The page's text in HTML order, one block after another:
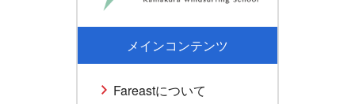
メインコンテンツ
Fareastについて